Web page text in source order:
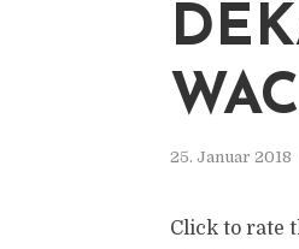
25. Januar 2018
Click to rate